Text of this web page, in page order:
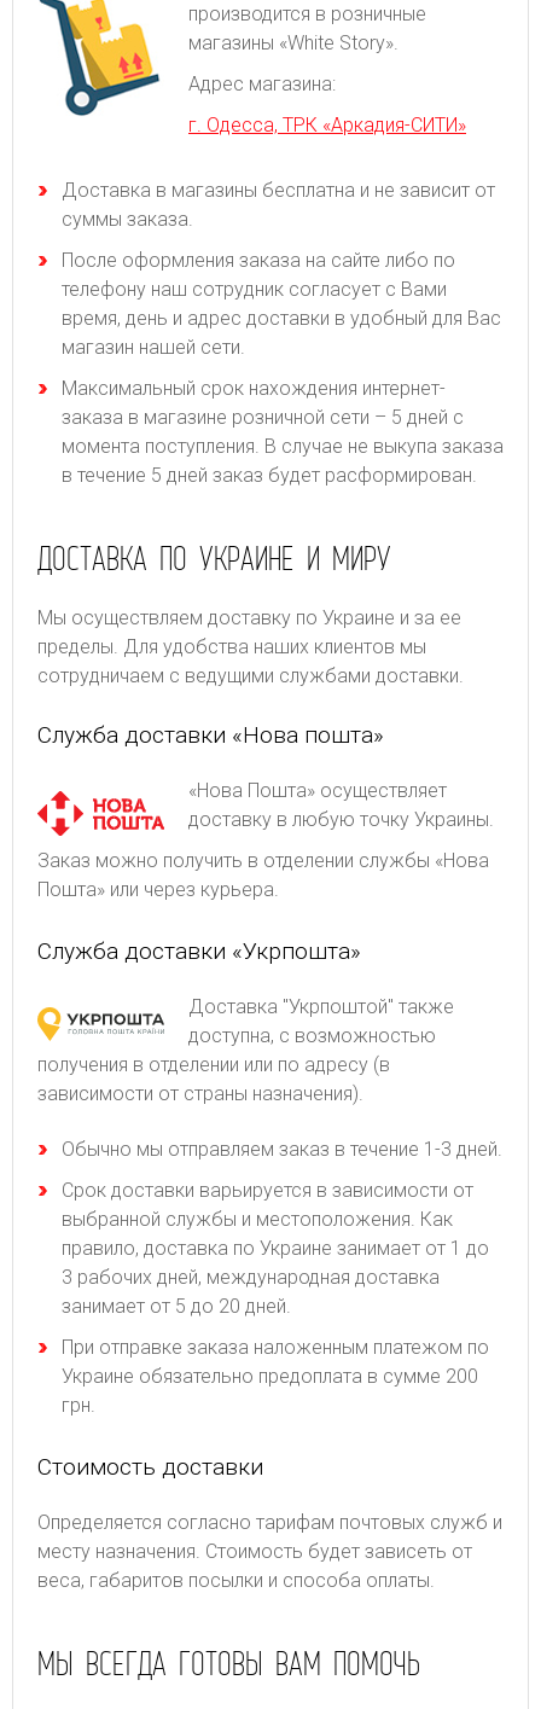
производится в розничные
магазины «White Story».
Адрес магазина:
г. Одесса, ТРК «Аркадия-СИТИ»
Доставка в магазины бесплатна и не зависит от
суммы заказа.
После оформления заказа на сайте либо по
телефону наш сотрудник согласует с Вами
время, день и адрес доставки в удобный для Вас
магазин нашей сети.
Максимальный срок нахождения интернет-
заказа в магазине розничной сети – 5 дней с
момента поступления. В случае не выкупа заказа
в течение 5 дней заказ будет расформирован.
ДОСТАВКА ПО УКРАИНЕ И МИРУ
Мы осуществляем доставку по Украине и за ее
пределы. Для удобства наших клиентов мы
сотрудничаем с ведущими службами доставки.
Служба доставки «Нова пошта»
«Нова Пошта» осуществляет
доставку в любую точку Украины.
Заказ можно получить в отделении службы «Нова
Пошта» или через курьера.
Служба доставки «Укрпошта»
Доставка "Укрпоштой" также
доступна, с возможностью
получения в отделении или по адресу (в
зависимости от страны назначения).
Обычно мы отправляем заказ в течение 1-3 дней.
Срок доставки варьируется в зависимости от
выбранной службы и местоположения. Как
правило, доставка по Украине занимает от 1 до
3 рабочих дней, международная доставка
занимает от 5 до 20 дней.
При отправке заказа наложенным платежом по
Украине обязательно предоплата в сумме 200
грн.
Стоимость доставки
Определяется согласно тарифам почтовых служб и
месту назначения. Стоимость будет зависеть от
веса, габаритов посылки и способа оплаты.
МЫ ВСЕГДА ГОТОВЫ ВАМ ПОМОЧЬ